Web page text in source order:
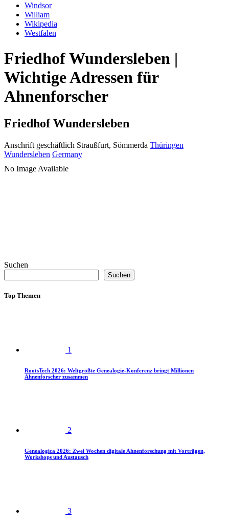
Windsor
William
Wikipedia
Westfalen
Friedhof Wundersleben |
Wichtige Adressen für
Ahnenforscher
Friedhof Wundersleben
Anschrift geschäftlich Straußfurt, Sömmerda Thüringen
Wundersleben Germany
No Image Available
Suchen
Suchen
Top Themen
1
RootsTech 2026: Weltgrößte Genealogie-Konferenz bringt Millionen
Ahnenforscher zusammen
2
Genealogica 2026: Zwei Wochen digitale Ahnenforschung mit Vorträgen,
Workshops und Austausch
3